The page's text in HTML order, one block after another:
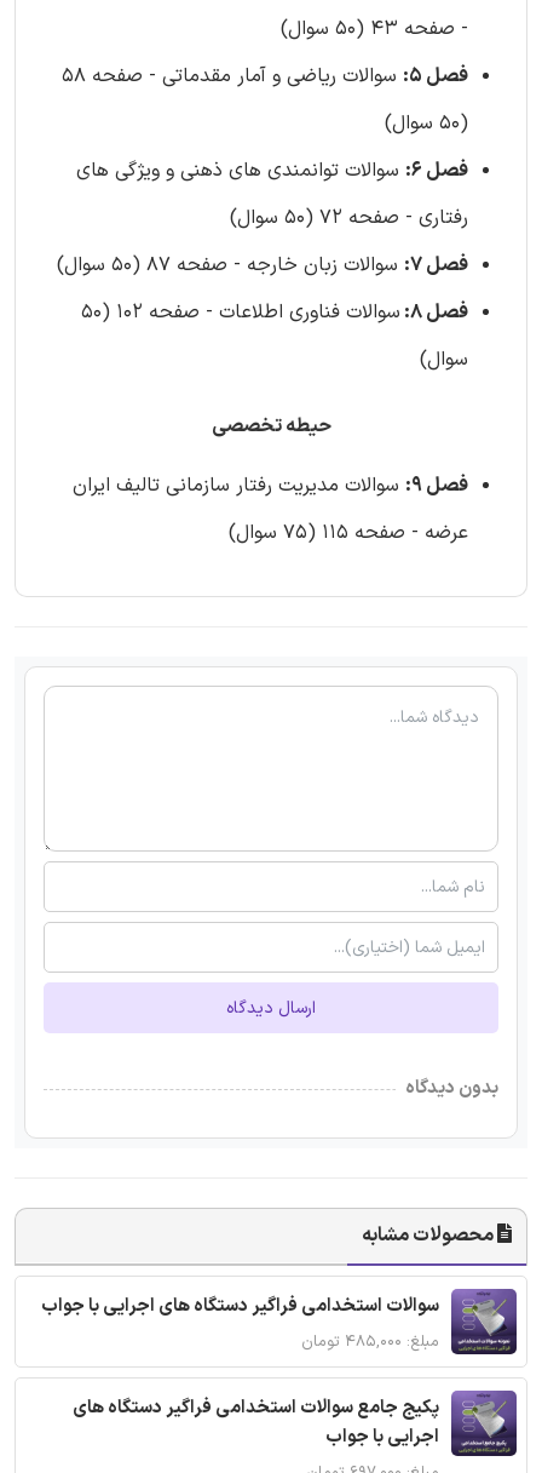
- صفحه 43 (50 سوال)
فصل 5:
سوالات ریاضی و آمار مقدماتی - صفحه 58
(50 سوال)
فصل 6:
سوالات توانمندی های ذهنی و ویژگی های
رفتاری - صفحه 72 (50 سوال)
فصل 7:
سوالات زبان خارجه - صفحه 87 (50 سوال)
فصل 8:
سوالات فناوری اطلاعات - صفحه 102 (50
سوال)
حیطه تخصصی
فصل 9:
سوالات مدیریت رفتار سازمانی تالیف ایران
عرضه - صفحه 115 (75 سوال)
ارسال دیدگاه
بدون دیدگاه
محصولات مشابه
سوالات استخدامی فراگیر دستگاه های اجرایی با جواب
مبلغ: ۴۸۵,۰۰۰ تومان
پکیج جامع سوالات استخدامی فراگیر دستگاه های
اجرایی با جواب